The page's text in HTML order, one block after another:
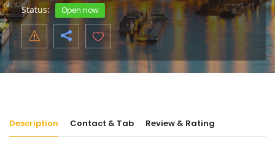
Status Open now
Description Contact & Tab Review & Rating